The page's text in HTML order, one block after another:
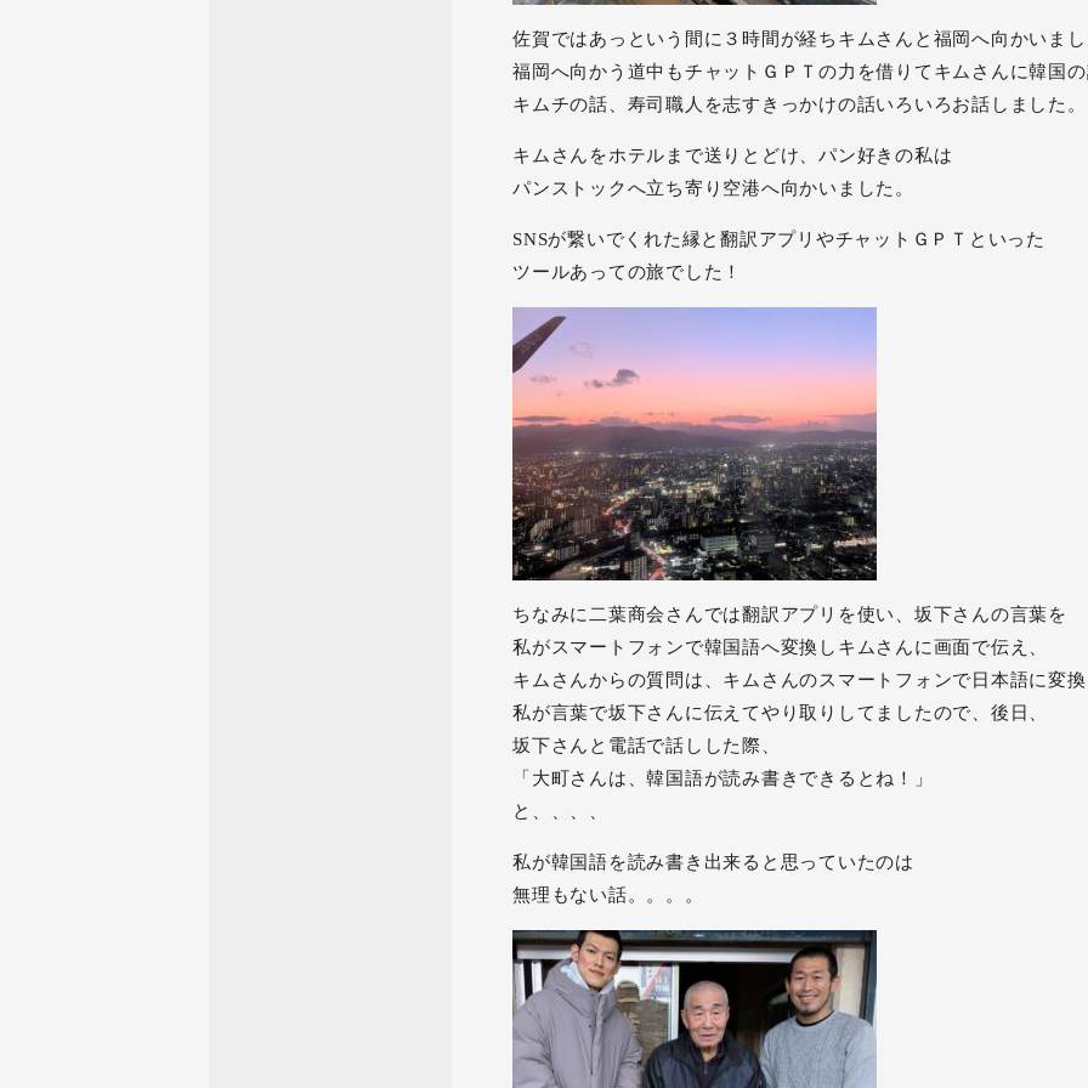
佐賀ではあっという間に３時間が経ちキムさんと福岡へ向かいまし
福岡へ向かう道中もチャットＧＰＴの力を借りてキムさんに韓国の
キムチの話、寿司職人を志すきっかけの話いろいろお話しました。
キムさんをホテルまで送りとどけ、パン好きの私は
パンストックへ立ち寄り空港へ向かいました。
SNSが繋いでくれた縁と翻訳アプリやチャットＧＰＴといった
ツールあっての旅でした！
ちなみに二葉商会さんでは翻訳アプリを使い、坂下さんの言葉を
私がスマートフォンで韓国語へ変換しキムさんに画面で伝え、
キムさんからの質問は、キムさんのスマートフォンで日本語に変
私が言葉で坂下さんに伝えてやり取りしてましたので、後日、
坂下さんと電話で話しした際、
「大町さんは、韓国語が読み書きできるとね！」
と、、、、
私が韓国語を読み書き出来ると思っていたのは
無理もない話。。。。